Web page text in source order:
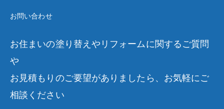
お問い合わせ
お住まいの塗り替えやリフォームに関するご質問
や
お見積もりのご要望がありましたら、お気軽にご
相談ください